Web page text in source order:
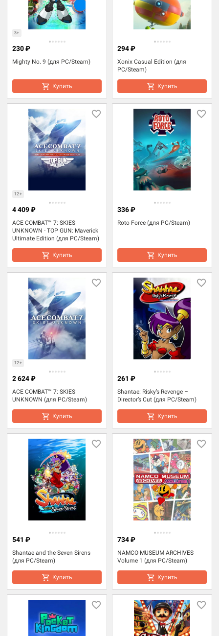
3+
Mighty No. 9 (для PC/Steam)
230 ₽
Купить
Xonix Casual Edition (для
PC/Steam)
294 ₽
Купить
12+
ACE COMBAT™ 7: SKIES
UNKNOWN - TOP GUN: Maverick
Ultimate Edition (для PC/Steam)
4 409 ₽
Купить
Roto Force (для PC/Steam)
336 ₽
Купить
12+
ACE COMBAT™ 7: SKIES
UNKNOWN (для PC/Steam)
2 624 ₽
Купить
Shantae: Risky’s Revenge –
Director’s Cut (для PC/Steam)
261 ₽
Купить
Shantae and the Seven Sirens
(для PC/Steam)
541 ₽
Купить
NAMCO MUSEUM ARCHIVES
Volume 1 (для PC/Steam)
734 ₽
Купить